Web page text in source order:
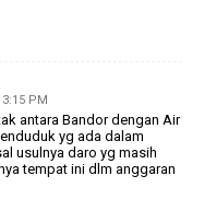
3:15 PM
antara Bandor dengan Air
yg ada dalam
usulnya daro yg masih
tempat ini dlm anggaran